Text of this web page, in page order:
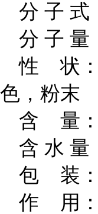
分 子 式
分 子 量
性 状：
色，粉末
含 量
含 水 量
包 装
作 用：